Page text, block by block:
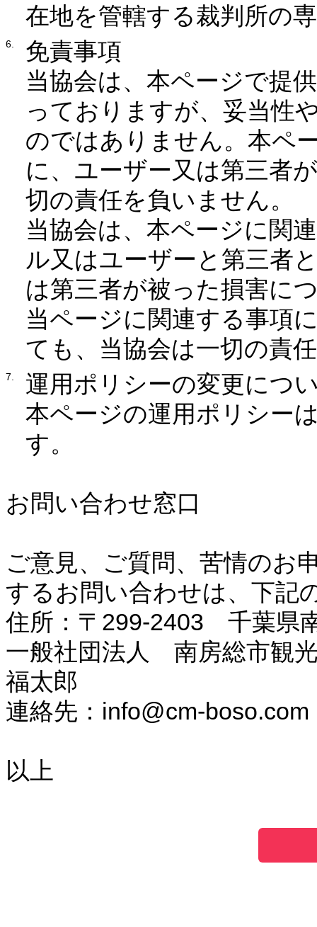
在地を管轄する裁判所の
免責事項
当協会は、本ページで提
っておりますが、妥当性
のではありません。本ペ
に、ユーザー又は第三者
切の責任を負いません。
当協会は、本ページに関
ル又はユーザーと第三者
は第三者が被った損害に
当ページに関連する事項
ても、当協会は一切の責
運用ポリシーの変更につ
本ページの運用ポリシー
す。
お問い合わせ窓口
ご意見、ご質問、苦情のお
するお問い合わせは、下記
住所：〒299-2403 千葉県
一般社団法人 南房総市観
福太郎
連絡先：info@cm-boso.com
以上